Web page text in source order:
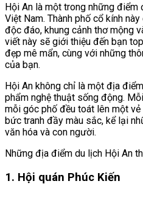
Hội An là một trong những điểm
Việt Nam. Thành phố cổ kính
độc đáo, khung cảnh thơ mộng
viết này sẽ giới thiệu đến bạn
đẹp mê mẩn, cùng với những
của bạn.
Hội An không chỉ là một địa
phẩm nghệ thuật sống động.
mỗi góc phố đều toát lên một
bức tranh đầy màu sắc, kể lại
văn hóa và con người.
Những địa điểm du lịch Hội An
1. Hội quán Phúc Kiến